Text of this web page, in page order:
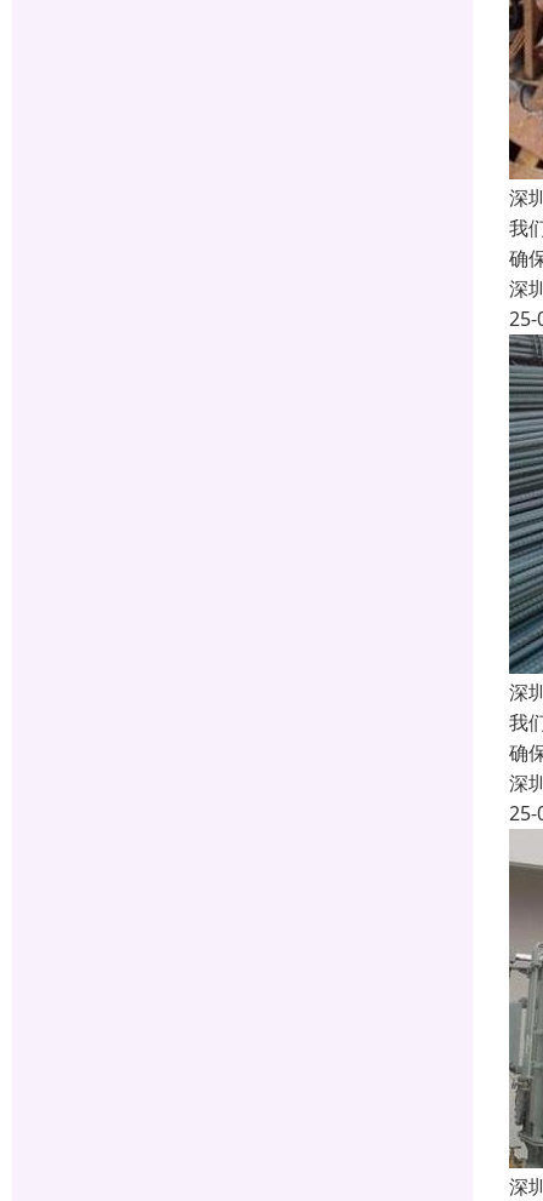
深
我
确
深
25-
深
我
确
深
25-
深